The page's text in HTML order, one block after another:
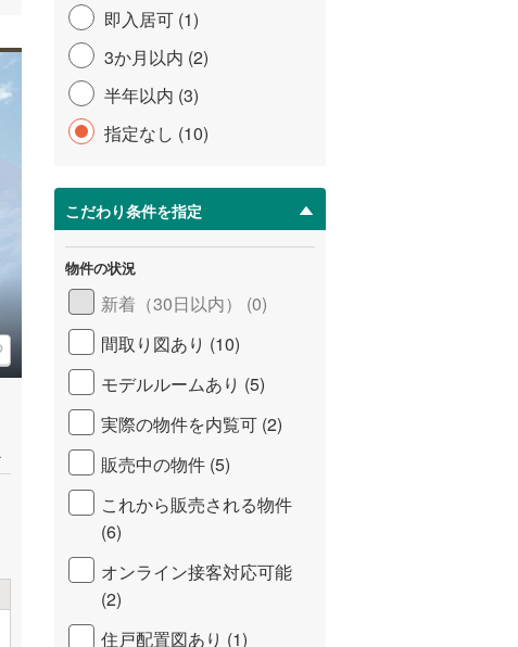
即入居可 (1)
3か月以内 (2)
半年以内 (3)
指定なし (10)
こだわり条件を指定
物件の状況
新着（30日以内） (0)
間取り図あり (10)
モデルルームあり (5)
実際の物件を内覧可 (2)
販売中の物件 (5)
これから販売される物件
(6)
オンライン接客対応可能
(2)
住戸配置図あり (1)